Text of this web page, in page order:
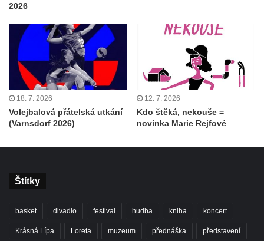
2026
18. 7. 2026
Volejbalová přátelská utkání
(Varnsdorf 2026)
12. 7. 2026
Kdo štěká, nekouše =
novinka Marie Rejfové
Štítky
basket divadlo festival hudba kniha koncert
Krásná Lípa Loreta muzeum přednáška představení